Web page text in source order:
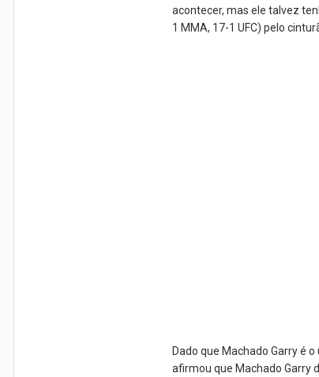
acontecer, mas ele talvez
1 MMA, 17-1 UFC) pelo
Dado que Machado Garry é
afirmou que Machado Garry